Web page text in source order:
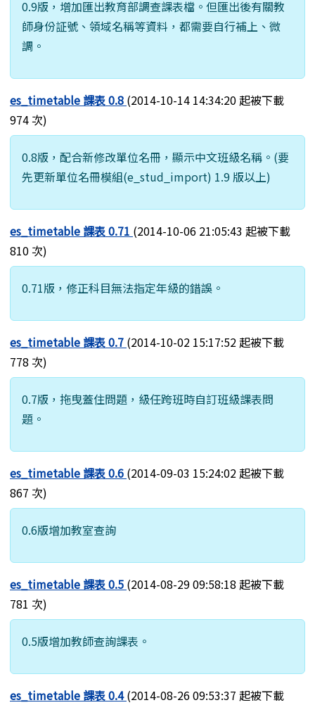
0.9版，增加匯出教育部調查課表檔。但匯出後有關教
師身份証號、領域名稱等資料，都需要自行補上、微
調。
es_timetable 課表 0.8 (2014-10-14 14:34:20 起被下載
974 次)
0.8版，配合新修改單位名冊，顯示中文班級名稱。(要
先更新單位名冊模組(e_stud_import) 1.9 版以上)
es_timetable 課表 0.71 (2014-10-06 21:05:43 起被下載
810 次)
0.71版，修正科目無法指定年級的錯誤。
es_timetable 課表 0.7 (2014-10-02 15:17:52 起被下載
778 次)
0.7版，拖曳蓋住問題，級任跨班時自訂班級課表問
題。
es_timetable 課表 0.6 (2014-09-03 15:24:02 起被下載
867 次)
0.6版增加教室查詢
es_timetable 課表 0.5 (2014-08-29 09:58:18 起被下載
781 次)
0.5版增加教師查詢課表。
es_timetable 課表 0.4(2014-08-26 09:53:37 起被下載